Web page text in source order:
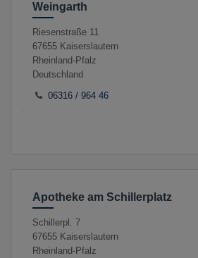
Weingarth
Riesenstraße 11
67655 Kaiserslautern
Rheinland-Pfalz
Deutschland
06316 / 964 46
Apotheke am Schillerplatz
Schillerpl. 7
67655 Kaiserslautern
Rheinland-Pfalz